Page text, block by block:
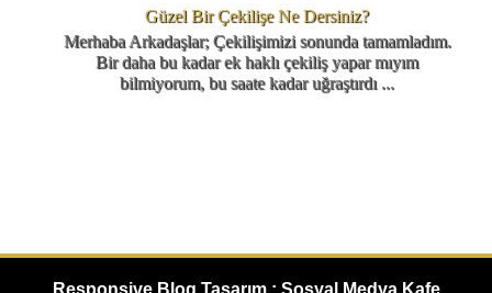
Güzel Bir Çekilişe Ne Dersiniz?
Merhaba Arkadaşlar; Çekilişimizi sonunda tamamladım.
Bir daha bu kadar ek haklı çekiliş yapar mıyım
bilmiyorum, bu saate kadar uğraştırdı ...
Responsive Blog Tasarım : Sosyal Medya Kafe